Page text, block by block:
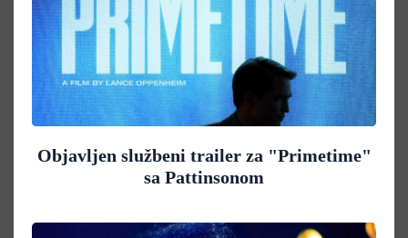
Objavljen službeni trailer za "Primetime"
sa Pattinsonom